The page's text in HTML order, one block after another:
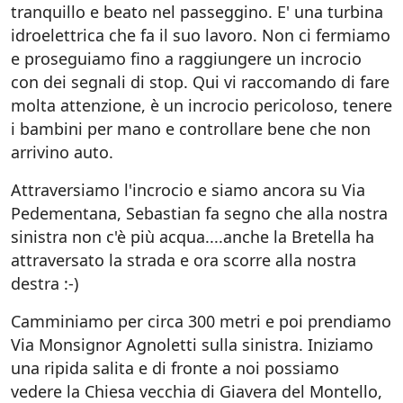
tranquillo e beato nel passeggino. E' una turbina
idroelettrica che fa il suo lavoro. Non ci fermiamo
e proseguiamo fino a raggiungere un incrocio
con dei segnali di stop. Qui vi raccomando di fare
molta attenzione, è un incrocio pericoloso, tenere
i bambini per mano e controllare bene che non
arrivino auto.
Attraversiamo l'incrocio e siamo ancora su Via
Pedementana, Sebastian fa segno che alla nostra
sinistra non c'è più acqua....anche la Bretella ha
attraversato la strada e ora scorre alla nostra
destra :-)
Camminiamo per circa 300 metri e poi prendiamo
Via Monsignor Agnoletti sulla sinistra. Iniziamo
una ripida salita e di fronte a noi possiamo
vedere la Chiesa vecchia di Giavera del Montello,